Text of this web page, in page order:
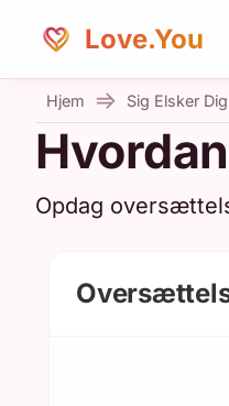
Love.You
Hjem Sig Elsker Dig
Opdag